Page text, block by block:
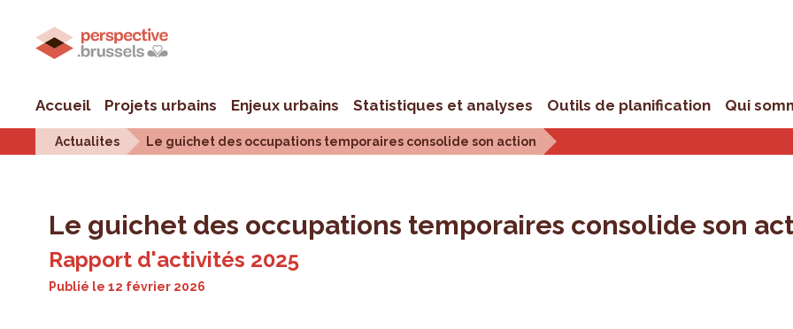
Accueil Projets urbains Enjeux urbains Statistiques et analyses Outils de planification Qui
Actualites Le guichet des occupations temporaires consolide son action
Le guichet des occupations temporaires consolide son
Rapport d'activités 2025
Publié le12 février 2026